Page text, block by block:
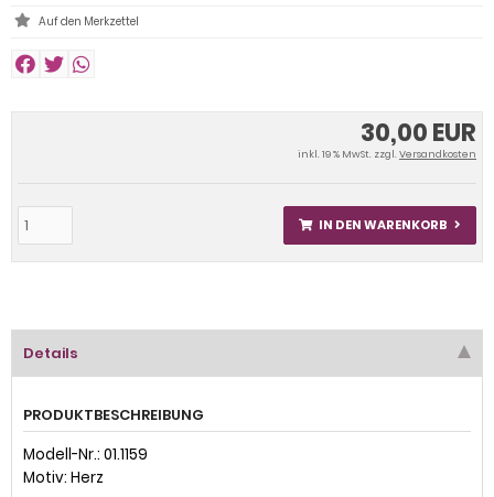
30,00 EUR
inkl. 19 % MwSt. zzgl.Versandkosten
IN DEN WARENKORB
Details
PRODUKTBESCHREIBUNG
Modell-Nr.: 01.1159
Motiv: Herz